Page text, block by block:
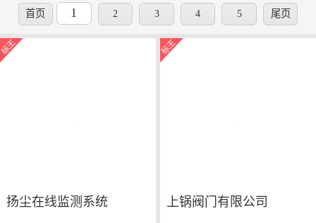
首页 1 2 3 4 5 尾页
扬尘在线监测系统 上锅阀门有限公司